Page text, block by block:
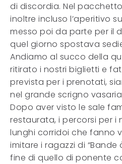
di discordia. Nel
inoltre incluso l’aperitivo
messo poi da parte per il
quel giorno spostava
Andiamo al succo della
ritirato i nostri biglietti e
prevista per i prenotati,
nel grande scrigno
Dopo aver visto le sale
restaurata, i percorsi per i
lunghi corridoi che fanno
imitare i ragazzi di “Bande
fine di quello di ponente